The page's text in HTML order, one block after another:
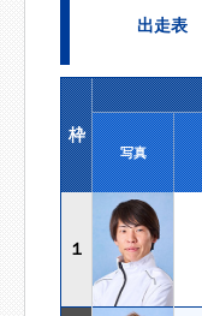
出走表
枠
写真
１